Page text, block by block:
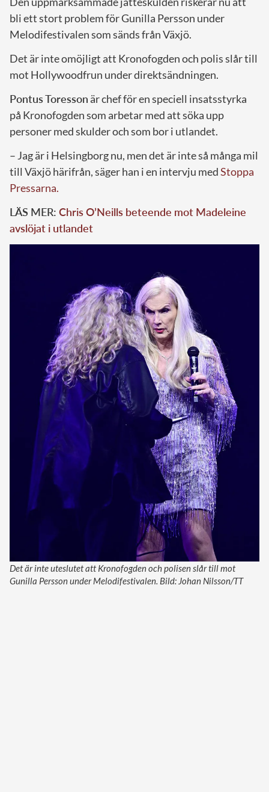
bli ett stort problem för Gunilla Persson under
Melodifestivalen som sänds från Växjö.
Det är inte omöjligt att Kronofogden och polis slår till
mot Hollywoodfrun under direktsändningen.
Pontus Toresson är chef för en speciell insatsstyrka
på Kronofogden som arbetar med att söka upp
personer med skulder och som bor i utlandet.
– Jag är i Helsingborg nu, men det är inte så många mil
till Växjö härifrån, säger han i en intervju medStoppa
Pressarna.
LÄS MER: Chris O’Neills beteende mot Madeleine
avslöjat i utlandet
Det är inte uteslutet att Kronofogden och polisen slår till mot
Gunilla Persson under Melodifestivalen. Bild: Johan Nilsson/TT